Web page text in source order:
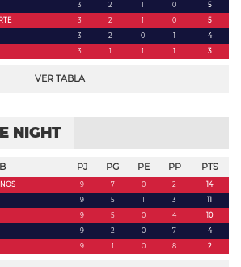
3 2 1 0
5
3 2 1 0
5
3 2 0 1
4
3 1 1 1 3
VER TABLA
NIGHT
PJ PG PE PP PTS
9 7 0 2
14
9 5 1 3
11
9 5 0 4
10
9 2 0 7
4
9 1 0 8 2